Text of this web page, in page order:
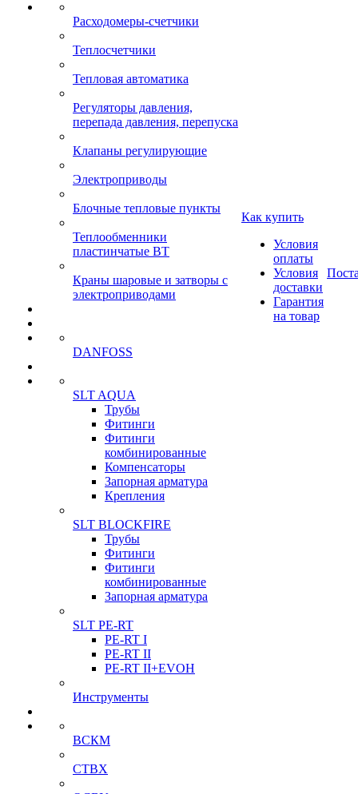
Расходомеры-счетчики
Теплосчетчики
Тепловая автоматика
Регуляторы давления,
перепада давления, перепуска
Клапаны регулирующие
Электроприводы
Блочные тепловые пункты
Теплообменники
пластинчатые ВТ
Краны шаровые и затворы с
электроприводами
DANFOSS
SLT AQUA
Трубы
Фитинги
Фитинги
комбинированные
Компенсаторы
Запорная арматура
Крепления
SLT BLOCKFIRE
Трубы
Фитинги
Фитинги
комбинированные
Запорная арматура
SLT PE-RT
PE-RT I
PE-RT II
PE-RT II+EVOH
Инструменты
ВСКМ
СТВХ
Как купить
Условия
оплаты
Условия
доставки
Гарантия
на товар